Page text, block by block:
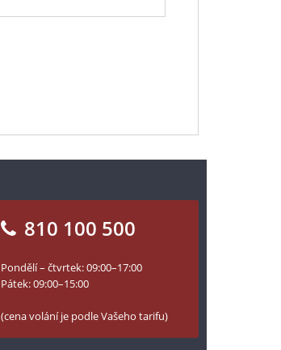
810 100 500
Pondělí – čtvrtek: 09:00–17:00
Pátek: 09:00–15:00
(cena volání je podle Vašeho tarifu)